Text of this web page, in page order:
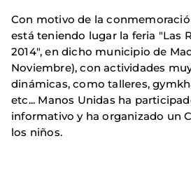
Con motivo de la
está teniendo lugar la feria "Las
2014", en dicho municipio de
Noviembre), con actividades
dinámicas, como talleres,
etc... Manos Unidas ha
informativo y ha organizado un
los niños.